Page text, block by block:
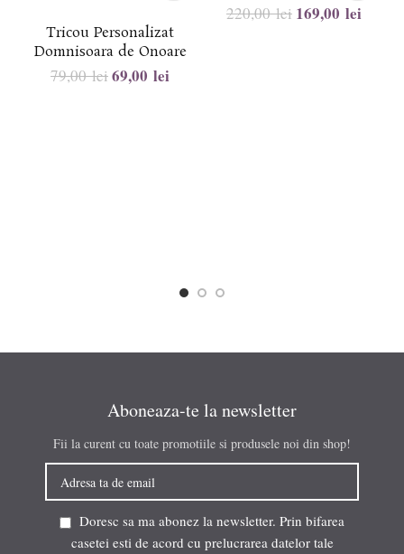
Tricou Personalizat
Domnisoara de Onoare
79,00lei69,00 lei
220,00lei 169,00 lei
Aboneaza-te la newsletter
Fii la curent cu toate promotiile si produsele noi din shop!
Doresc sa ma abonez la newsletter. Prin bifarea
casetei esti de acord cu prelucrarea datelor tale